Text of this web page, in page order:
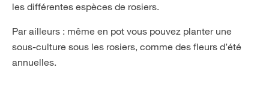
les différentes espèces de rosiers.
Par ailleurs : même en pot vous pouvez planter une
sous-culture sous les rosiers, comme des fleurs d’été
annuelles.